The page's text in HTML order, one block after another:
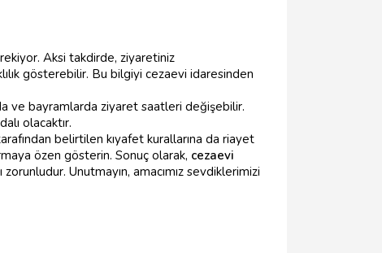
Aksi takdirde, ziyaretiniz
gösterebilir. Bu bilgiyi cezaevi idaresinden
ve bayramlarda ziyaret saatleri değişebilir.
olacaktır.
belirtilen kıyafet kurallarına da riayet
özen gösterin. Sonuç olarak, cezaevi
Unutmayın, amacımız sevdiklerimizi